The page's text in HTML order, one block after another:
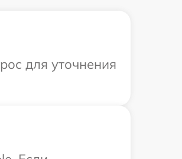
для уточнения